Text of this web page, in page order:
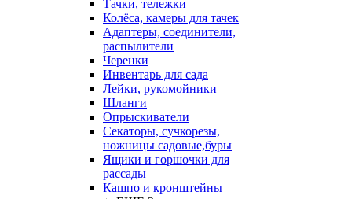
Тачки, тележки
Колёса, камеры для тачек
Адаптеры, соединители,
распылители
Черенки
Инвентарь для сада
Лейки, рукомойники
Шланги
Опрыскиватели
Секаторы, сучкорезы,
ножницы садовые,буры
Ящики и горшочки для
рассады
Кашпо и кронштейны